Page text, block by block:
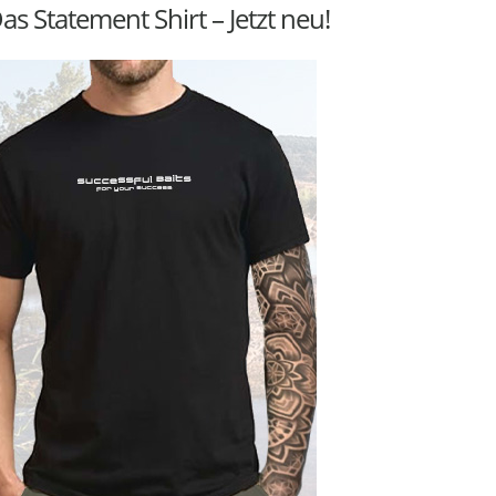
Statement Shirt – Jetzt neu!